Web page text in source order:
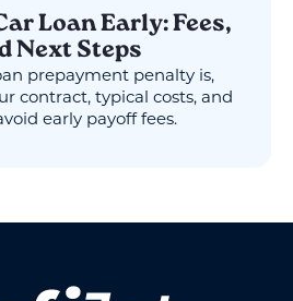
Loan Early: Fees,
Next Steps
prepayment penalty is,
contract, typical costs, and
early payoff fees.